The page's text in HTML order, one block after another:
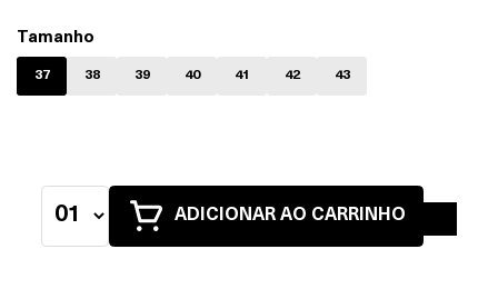
Tamanho
37 38 39 40 41 42 43
ADICIONAR AO CARRINHO